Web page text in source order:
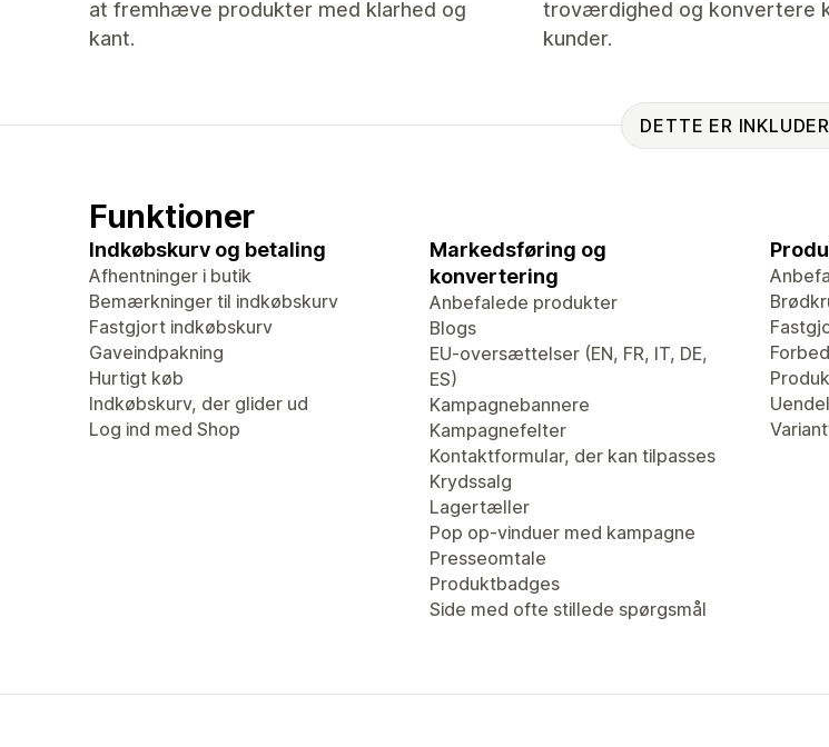
at fremhæve produkter med klarhed og
kant.
troværdighed og konvertere
kunder.
DETTE ER
Funktioner
Indkøbskurv og betaling
Afhentninger i butik
Bemærkninger til indkøbskurv
Fastgjort indkøbskurv
Gaveindpakning
Hurtigt køb
Indkøbskurv, der glider ud
Log ind med Shop
Markedsføring og
konvertering
Anbefalede produkter
Blogs
EU-oversættelser (EN, FR, IT, DE,
ES)
Kampagnebannere
Kampagnefelter
Kontaktformular, der kan tilpasses
Krydssalg
Lagertæller
Pop op-vinduer med kampagne
Presseomtale
Produktbadges
Side med ofte stillede spørgsmål